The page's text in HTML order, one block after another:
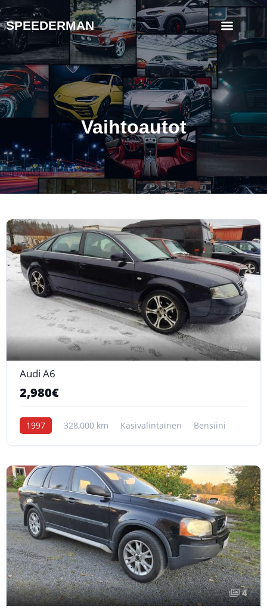
SPEEDERMAN
Vaihtoautot
6
Audi A6
2,980€
1997 328,000 km Käsivalintainen Bensiini
4